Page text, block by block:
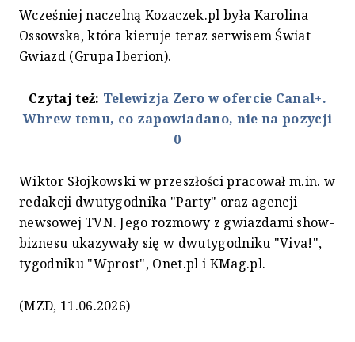
Wcześniej naczelną Kozaczek.pl była Karolina
Ossowska, która kieruje teraz serwisem Świat
Gwiazd (Grupa Iberion).
Czytaj też: Telewizja Zero w ofercie Canal+.
Wbrew temu, co zapowiadano, nie na pozycji
0
Wiktor Słojkowski w przeszłości pracował m.in. w
redakcji dwutygodnika "Party" oraz agencji
newsowej TVN. Jego rozmowy z gwiazdami show-
biznesu ukazywały się w dwutygodniku "Viva!",
tygodniku "Wprost", Onet.pl i KMag.pl.
(MZD, 11.06.2026)